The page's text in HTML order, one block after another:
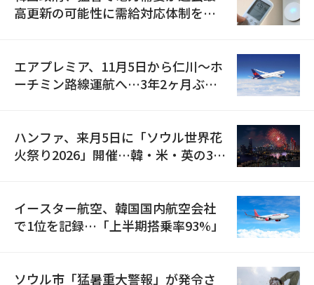
高更新の可能性に需給対応体制を点
エアプレミア、11月5日から仁川〜ホ
ーチミン路線運航へ…3年2ヶ月ぶり
ハンファ、来月5日に「ソウル世界花
火祭り2026」開催…韓・米・英の3カ
イースター航空、韓国国内航空会社
で1位を記録…「上半期搭乗率93%」
ソウル市「猛暑重大警報」が発令さ